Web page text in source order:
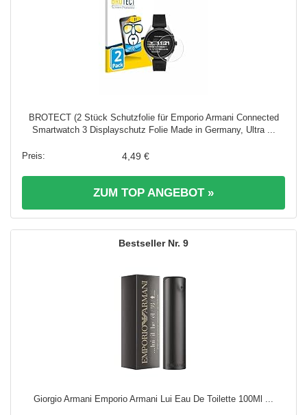
BROTECT (2 Stück Schutzfolie für Emporio Armani Connected
Smartwatch 3 Displayschutz Folie Made in Germany, Ultra ...
4,49 €
ZUM TOP ANGEBOT »
9
Giorgio Armani Emporio Armani Lui Eau De Toilette 100Ml ...